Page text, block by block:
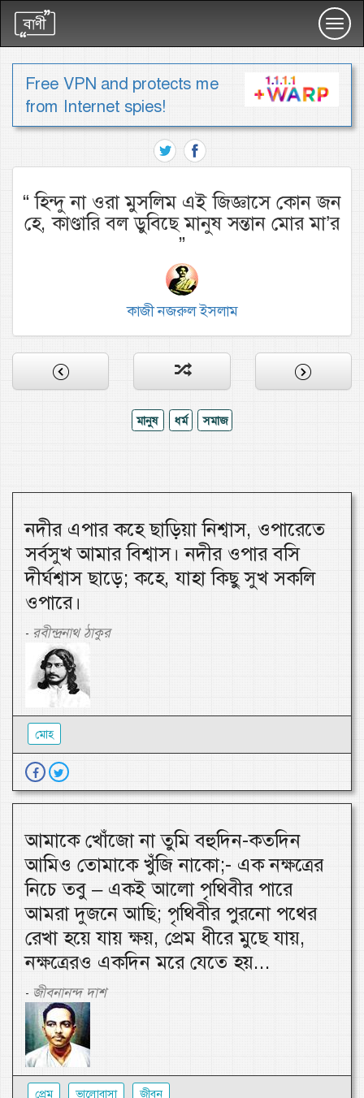
Free VPN and protects me
from Internet spies!
“হিন্দু না ওরা মুসলিম এই জিজ্ঞাসে কোন জন
হে, কাণ্ডারি বল ডুবিছে মানুষ সন্তান মোর মা’র
”
কাজী নজরুল ইসলাম
মানুষ ধর্ম সমাজ
নদীর এপার কহে ছাড়িয়া নিশ্বাস, ওপারেতে
সর্বসুখ আমার বিশ্বাস। নদীর ওপার বসি
দীর্ঘশ্বাস ছাড়ে; কহে, যাহা কিছু সুখ সকলি
ওপারে।
- রবীন্দ্রনাথ ঠাকুর
মোহ
আমাকে খোঁজো না তুমি বহুদিন-কতদিন
আমিও তোমাকে খুঁজি নাকো;- এক নক্ষত্রের
নিচে তবু – একই আলো পৃথিবীর পারে
আমরা দুজনে আছি; পৃথিবীর পুরনো পথের
রেখা হয়ে যায় ক্ষয়, প্রেম ধীরে মুছে যায়,
নক্ষত্রেরও একদিন মরে যেতে হয়...
- জীবনানন্দ দাশ
প্রেম ভালোবাসা জীবন